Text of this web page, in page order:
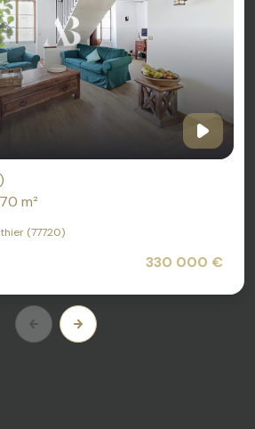
m²
(77720)
330 000 €